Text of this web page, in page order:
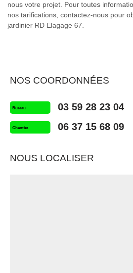
nous votre projet. Pour toutes
nos tarifications, contactez-nous pour
jardinier RD Elagage 67.
NOS COORDONNÉES
Bureau 03 59 28 23 04
Chantier 06 37 15 68 09
NOUS LOCALISER